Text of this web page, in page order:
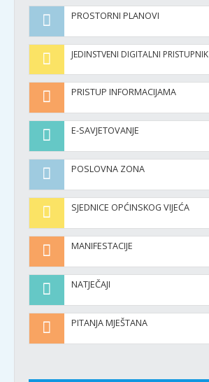
PROSTORNI PLANOVI
JEDINSTVENI DIGITALNI PRISTUPNIK
PRISTUP INFORMACIJAMA
E-SAVJETOVANJE
POSLOVNA ZONA
SJEDNICE OPĆINSKOG VIJEĆA
MANIFESTACIJE
NATJEČAJI
PITANJA MJEŠTANA